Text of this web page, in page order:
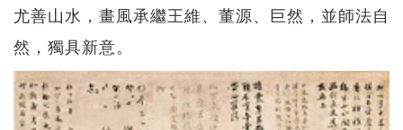
尤善山水，畫風承繼王維、董源、巨然，並師法自
然，獨具新意。